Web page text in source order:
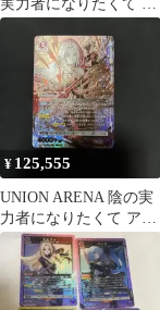
実力者になりたくて カ
ードセット
¥ 125,555
UNION ARENA 陰の実
力者になりたくて アル
ファ SR星3 パラレル